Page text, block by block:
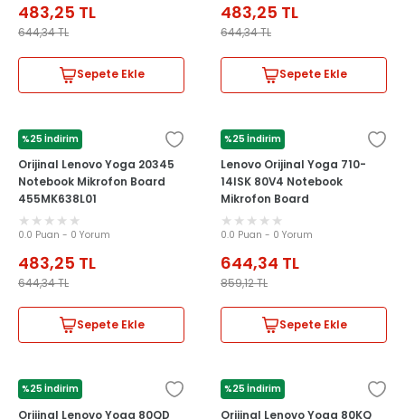
483,25 TL
644,34TL
Sepete Ekle
483,25 TL
644,34TL
Sepete Ekle
%25 İndirim
LENOVO
Orijinal Lenovo Yoga 20345
Notebook Mikrofon Board
455MK638L01
0.0 Puan - 0 Yorum
483,25 TL
644,34TL
Sepete Ekle
%25 İndirim
LENOVO
Lenovo Orijinal Yoga 710-
14ISK 80V4 Notebook
Mikrofon Board
0.0 Puan - 0 Yorum
644,34 TL
859,12TL
Sepete Ekle
%25 İndirim
LENOVO
Orijinal Lenovo Yoga 80QD
%25 İndirim
LENOVO
Orijinal Lenovo Yoga 80KQ